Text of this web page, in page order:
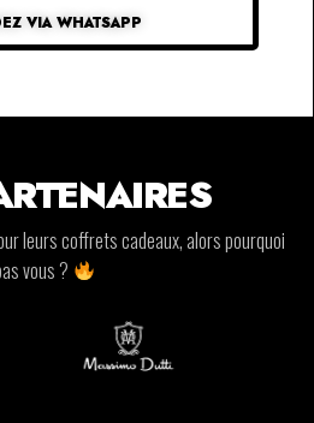
VIA WHATSAPP
leurs coffrets cadeaux, alors pourquoi
vous ?